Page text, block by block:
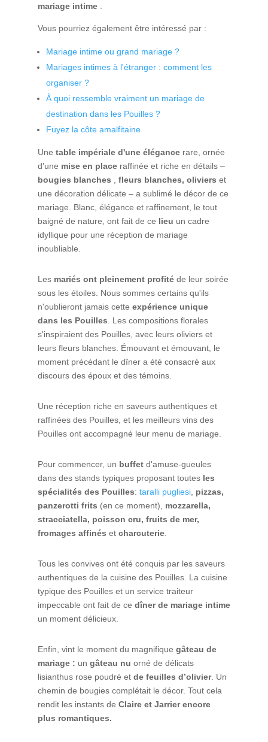
mariage intime.
Vous pourriez également être intéressé par :
Mariage intime ou grand mariage ?
Mariages intimes à l'étranger : comment les
organiser ?
À quoi ressemble vraiment un mariage de
destination dans les Pouilles ?
Fuyez la côte amalfitaine
Une table impériale d'une élégancerare, ornée
d'une mise en placeraffinée et riche en détails –
bougies blanches
fleurs blanches, oliviers et
une décoration délicate – a sublimé le décor de ce
mariage. Blanc, élégance et raffinement, le tout
baigné de nature, ont fait de ce lieu un cadre
idyllique pour une réception de mariage
inoubliable.
Les mariés ont pleinement profitéde leur soirée
sous les étoiles. Nous sommes certains qu'ils
n'oublieront jamais cette expérience unique
dans les Pouilles . Les compositions florales
s'inspiraient des Pouilles, avec leurs oliviers et
leurs fleurs blanches. Émouvant et émouvant, le
moment précédant le dîner a été consacré aux
discours des époux et des témoins.
Une réception riche en saveurs authentiques et
raffinées des Pouilles, et les meilleurs vins des
Pouilles ont accompagné leur menu de mariage.
Pour commencer, un buffetd'amuse-gueules
dans des stands typiques proposant toutes les
spécialités des Pouilles: taralli pugliesi, pizzas,
panzerotti frits (en ce moment), mozzarella,
stracciatella, poisson cru, fruits de mer,
fromages affinés et charcuterie.
Tous les convives ont été conquis par les saveurs
authentiques de la cuisine des Pouilles. La cuisine
typique des Pouilles et un service traiteur
impeccable ont fait de ce dîner de mariage intime
un moment délicieux.
Enfin, vint le moment du magnifique gâteau de
mariage : un gâteau nu orné de délicats
lisianthus rose poudré et de feuilles d’olivier. Un
chemin de bougies complétait le décor. Tout cela
rendit les instants de Claire et Jarrier encore
plus romantiques.